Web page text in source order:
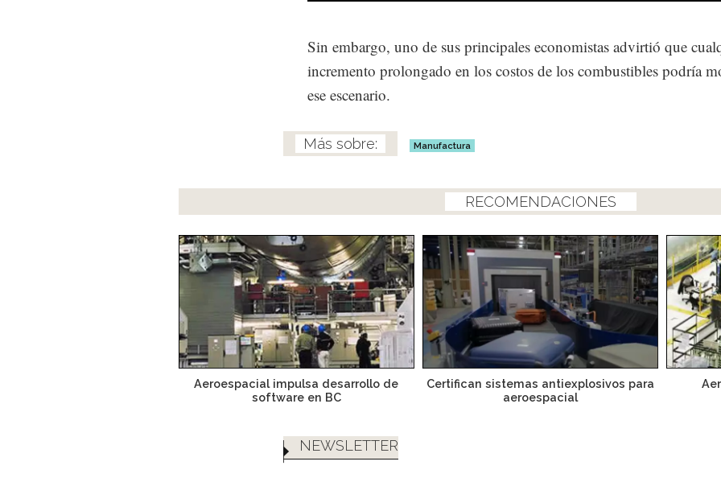
Sin embargo, uno de sus principales economistas advirtió que
incremento prolongado en los costos de los combustibles podría
ese escenario.
Manufactura
RECOMENDACIONES
Aeroespacial impulsa desarrollo de
software en BC
Certifican sistemas antiexplosivos para
aeroespacial
NEWSLETTER